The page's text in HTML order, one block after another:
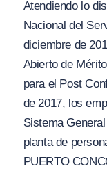
Atendiendo lo
Nacional del
diciembre de
Abierto de
para el Post
de 2017, los
Sistema
planta de
PUERTO